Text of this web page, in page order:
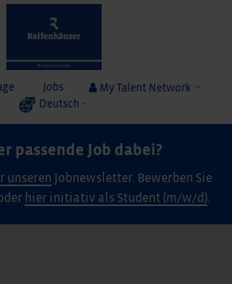
Jobs
My Talent Network
Deutsch
passende Job dabei?
unseren Jobnewsletter. Bewerben Sie
hier initiativ als Student (m/w/d).